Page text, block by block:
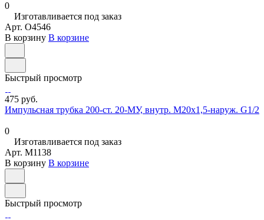
0
Изготавливается под заказ
Арт. O4546
В корзину В корзине
Быстрый просмотр
475 руб.
Импульсная трубка 200-ст. 20-МУ, внутр. М20х1,5-наруж. G1/2
0
Изготавливается под заказ
Арт. M1138
В корзину В корзине
Быстрый просмотр